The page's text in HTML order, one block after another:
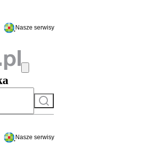
do serwisu
Nasze serwisy
Szukaj
Nasze serwisy